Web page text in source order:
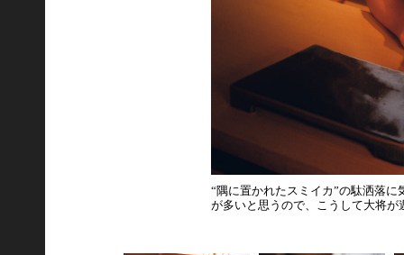
“隅に置かれたスミイカ”の駄洒落
が多いと思うので、こうして大将